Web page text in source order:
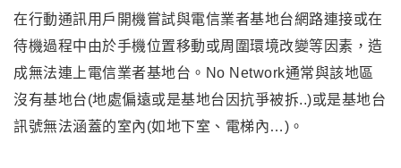
在行動通訊用戶開機嘗試與電信業者基地台網路連接或在
待機過程中由於手機位置移動或周圍環境改變等因素，造
成無法連上電信業者基地台。No Network通常與該地區
沒有基地台(地處偏遠或是基地台因抗爭被拆..)或是基地台
訊號無法涵蓋的室內(如地下室、電梯內…)。